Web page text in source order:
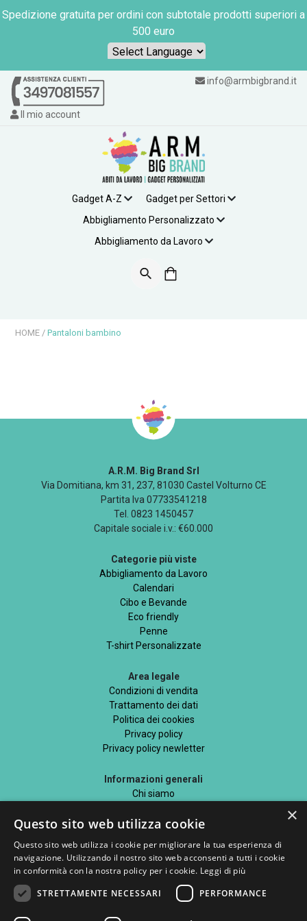
Spedizione gratuita per ordini con subtotale prodotti superiori a
500 euro
Powered by
info@armbigbrand.it
Il mio account
Gadget A-Z
Gadget per Settori
Abbigliamento Personalizzato
Abbigliamento da Lavoro
HOME / Pantaloni bambino
A.R.M. Big Brand Srl
Via Domitiana, km 31, 237, 81030 Castel Volturno CE
Partita Iva 07733541218
Tel. 0823 1450457
Capitale sociale i.v.: €60.000
Categorie più viste
Abbigliamento da Lavoro
Calendari
Cibo e Bevande
Eco friendly
Penne
T-shirt Personalizzate
Area legale
Condizioni di vendita
Trattamento dei dati
Politica dei cookies
Privacy policy
Privacy policy newletter
Informazioni generali
Chi siamo
Blog
×
Questo sito web utilizza cookie
Questo sito web utilizza i cookie per migliorare la tua esperienza di
navigazione. Utilizzando il nostro sito web acconsenti a tutti i cookie
in conformità con la nostra policy per i cookie. Leggi di più
STRETTAMENTE NECESSARI
PERFORMANCE